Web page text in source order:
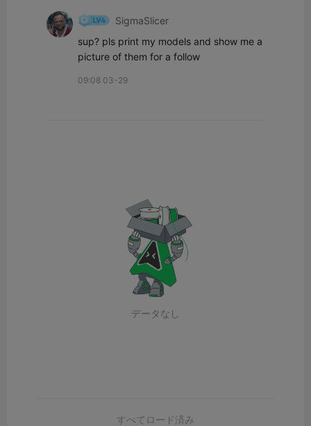
SigmaSlicer
sup? pls print my models and show me a
picture of them for a follow
09:08 03-29
データなし
すべてロード済み